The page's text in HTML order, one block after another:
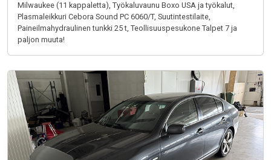
Milwaukee (11 kappaletta), Työkaluvaunu Boxo USA ja työkalut,
Plasmaleikkuri Cebora Sound PC 6060/T, Suutintestilaite,
Paineilmahydraulinen tunkki 25 t, Teollisuuspesukone Talpet 7 ja
paljon muuta!